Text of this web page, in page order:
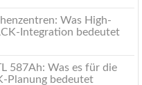
Was High-
Integration bedeutet
587Ah: Was es für die
Planung bedeutet